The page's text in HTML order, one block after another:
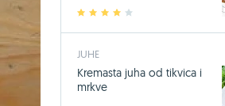
2 3 4
JUHE
Kremasta juha od tikvica i
mrkve